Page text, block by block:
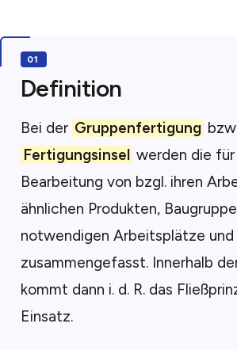
Definition
Bei der Gruppenfertigung
Fertigungsinsel werden die
Bearbeitung von bzgl. ihren
ähnlichen Produkten,
notwendigen Arbeitsplätze und
zusammengefasst. Innerhalb
kommt dann i. d. R. das
Einsatz.